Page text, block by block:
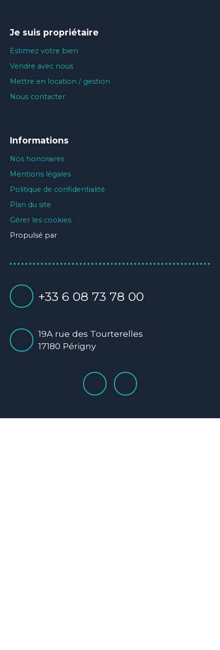
Je suis propriétaire
Estimez votre bien
Vendre avec nous
Mettre en location / gestion
Nous contacter
Informations
Nos honoraires
Mentions légales
Politique de confidentialité
Plan du site
Gérer les cookies
Propulsé par
+33 6 08 73 78 00
19A rue des Tourterelles
17180 Périgny